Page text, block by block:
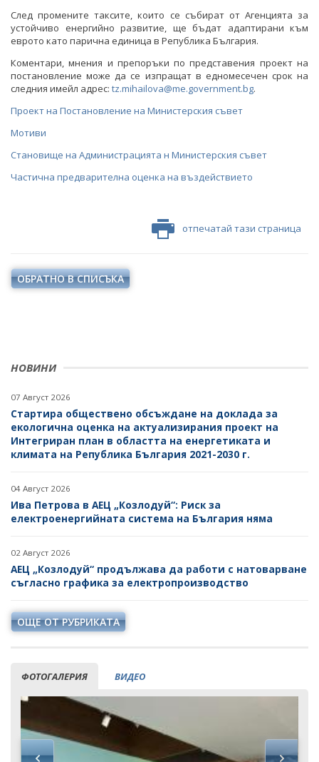
НОВИНИ
07 Август 2026
Стартира обществено обсъждане на доклада за
екологична оценка на актуализирания проект на
Интегриран план в областта на енергетиката и
климата на Република България 2021-2030 г.
04 Август 2026
Ива Петрова в АЕЦ „Козлодуй“: Риск за
електроенергийната система на България няма
02 Август 2026
АЕЦ „Козлодуй“ продължава да работи с натоварване
съгласно графика за електропроизводство
ОЩЕ ОТ РУБРИКАТА
ФОТОГАЛЕРИЯ ВИДЕО
След промените таксите, които се събират от Агенцията за
устойчиво енергийно развитие, ще бъдат адаптирани към
еврото като парична единица в Република България.
Коментари, мнения и препоръки по представения проект на
постановление може да се изпращат в едномесечен срок на
следния имейл адрес: tz.mihailova@me.government.bg.
Проект на Постановление на Министерския съвет
Мотиви
Становище на Администрацията н Министерския съвет
Частична предварителна оценка на въздействието
отпечатай тази страница
ОБРАТНО В СПИСЪКА